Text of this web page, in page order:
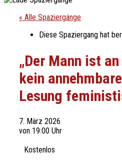
« Alle Spaziergänge
Diese Spaziergang hat
„Der Mann ist
kein
Lesung
7. März 2026
von 19:00 Uhr
Kostenlos